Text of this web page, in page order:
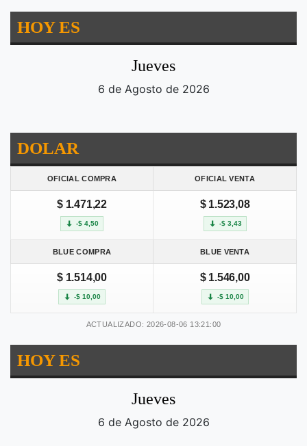
HOY ES
Jueves
6 de Agosto de 2026
DOLAR
OFICIAL COMPRA OFICIAL VENTA
$ 1.471,22
-$ 4,50
$ 1.523,08
-$ 3,43
BLUE COMPRA BLUE VENTA
$ 1.514,00
-$ 10,00
$ 1.546,00
-$ 10,00
ACTUALIZADO: 2026-08-06 13:21:00
HOY ES
Jueves
6 de Agosto de 2026